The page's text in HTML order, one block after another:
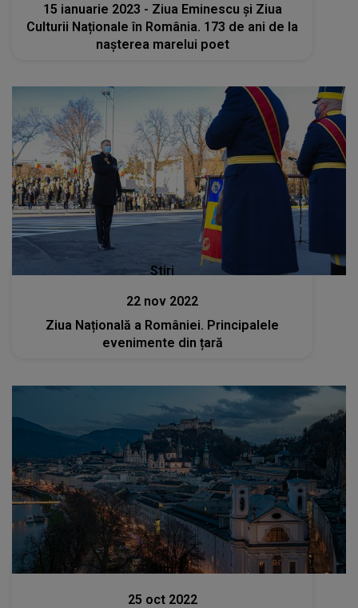
15 ianuarie 2023 - Ziua Eminescu și Ziua
Culturii Naționale în România. 173 de ani de la
nașterea marelui poet
Stiri
22 nov 2022
Ziua Națională a României. Principalele
evenimente din țară
Stiri
25 oct 2022